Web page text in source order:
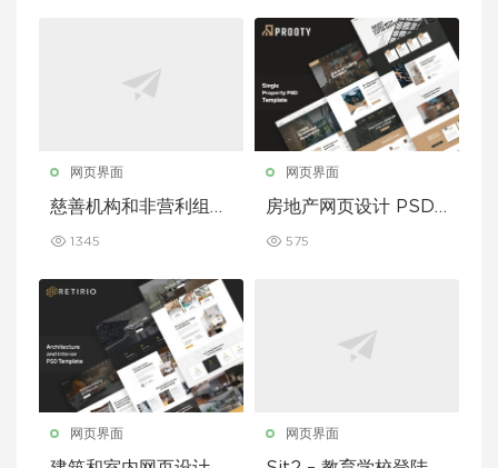
网页界面
慈善机构和非营利组织
1345
网页界面
房地产网页设计 PSD
575
网页界面 网页界面